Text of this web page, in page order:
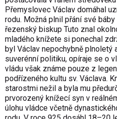
Přemyslovec Václav domáhal
rodu. Možná plnil přání své
řezenský biskup Tuto znal
mladého knížete si ponechal
byl Václav nepochybně plnoletý
suverénní politiku, opíraje se o
vládu však známe pouze z
podřízeného kultu sv. Václava.
starostmi nežil a byla mu
prvorozený knížecí syn v
úlohu vládce včetně